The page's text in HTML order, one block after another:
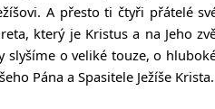
A přesto ti čtyři přátelé
který je Kristus a na Jeho
o veliké touze, o
Pána a Spasitele Ježíše